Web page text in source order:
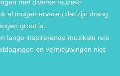
met diverse muziek-
al mogen ervaren dat zijn drang
groot is.
lange inspirerende muzikale reis
en vernieuwingen niet